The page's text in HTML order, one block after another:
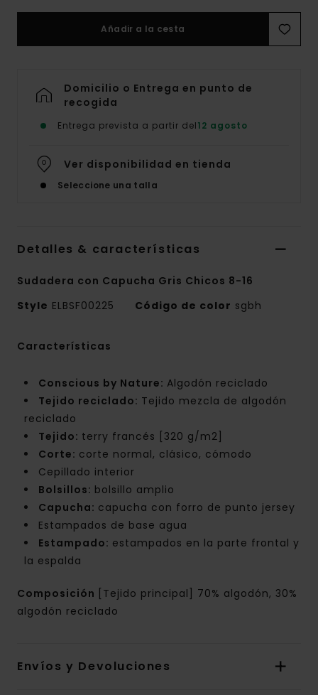
Añadir a la cesta
Domicilio o Entrega en punto de
recogida
Entrega prevista a partir del12 agosto
Ver disponibilidad en tienda
Seleccione una talla
Detalles & características
Sudadera con Capucha Gris Chicos 8-16
Style ELBSF00225 Código de color sgbh
Características
Conscious by Nature: Algodón reciclado
Tejido reciclado: Tejido mezcla de algodón
reciclado
Tejido: terry francés [320 g/m2]
Corte: corte normal, clásico, cómodo
Cepillado interior
Bolsillos: bolsillo amplio
Capucha: capucha con forro de punto jersey
Estampados de base agua
Estampado: estampados en la parte frontal y
la espalda
Composición
[Tejido principal] 70% algodón, 30%
algodón reciclado
Envíos y Devoluciones